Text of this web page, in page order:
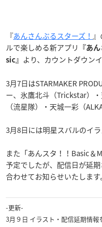
『あんさんぶるスターズ！ 』
ルで楽しめる新アプリ
『あ
sic』
より、カウントダウン
3月7日はSTARMAKER
ー、氷鷹北斗（Trickstar）
（流星隊）・天城一彩（
3月8日には明星スバルのイ
また「あんスタ！！Basic＆
予定でしたが、配信日が延
合わせてお知らせいたします
-更新-
3月９日 イラスト・配信延期情報